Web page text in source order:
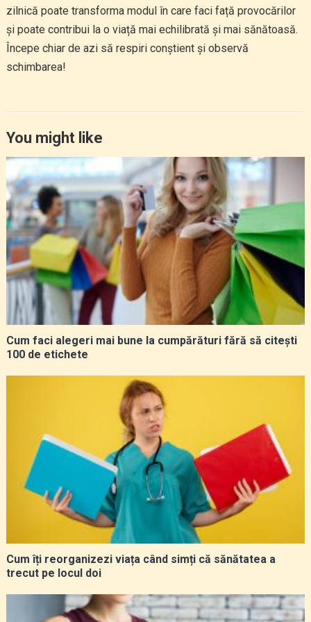
zilnică poate transforma modul în care faci față provocărilor
și poate contribui la o viață mai echilibrată și mai sănătoasă.
Începe chiar de azi să respiri conștient și observă
schimbarea!
You might like
Cum faci alegeri mai bune la cumpărături fără să citești
100 de etichete
Cum îți reorganizezi viața când simți că sănătatea a
trecut pe locul doi